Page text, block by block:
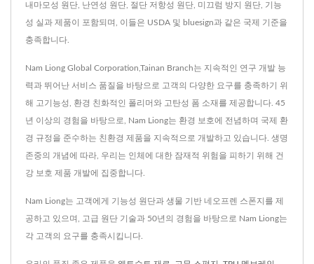
내마모성 원단, 난연성 원단, 절단 저항성 원단, 미끄럼 방지 원단, 기능
성 실과 제품이 포함되며, 이들은 USDA 및 bluesign과 같은 국제 기준을
충족합니다.
Nam Liong Global Corporation,Tainan Branch는 지속적인 연구 개발 능
력과 뛰어난 서비스 품질을 바탕으로 고객의 다양한 요구를 충족하기 위
해 고기능성, 환경 친화적인 폴리머와 고탄성 폼 소재를 제공합니다. 45
년 이상의 경험을 바탕으로, Nam Liong는 환경 보호에 전념하며 국제 환
경 규정을 준수하는 친환경 제품을 지속적으로 개발하고 있습니다. 생명
존중의 개념에 따라, 우리는 인체에 대한 잠재적 위험을 피하기 위해 건
강 보호 제품 개발에 집중합니다.
Nam Liong는 고객에게 기능성 원단과 생물 기반 네오프렌 스폰지를 제
공하고 있으며, 고급 원단 기술과 50년의 경험을 바탕으로 Nam Liong는
각 고객의 요구를 충족시킵니다.